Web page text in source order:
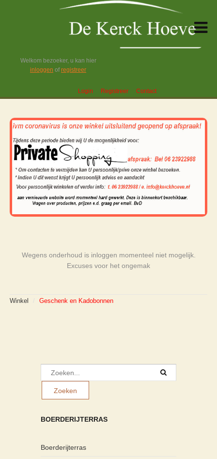
Welkom bezoeker, u kan hier
inloggen ofregistreer
Login Registreer Contact
Wegens onderhoud is inloggen momenteel niet mogelijk.
Excuses voor het ongemak
Winkel Geschenk en Kadobonnen
BOERDERIJTERRAS
Boerderijterras